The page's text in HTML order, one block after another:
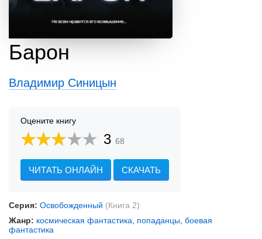
Барон
Владимир Синицын
Оцените книгу
3 68
ЧИТАТЬ ОНЛАЙН СКАЧАТЬ
Серия: Освобожденный (Книга 2)
Жанр: космическая фантастика попаданцы боевая
фантастика